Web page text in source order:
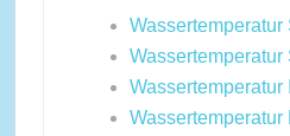
Wassertemperatur
Wassertemperatur
Wassertemperatur
Wassertemperatur